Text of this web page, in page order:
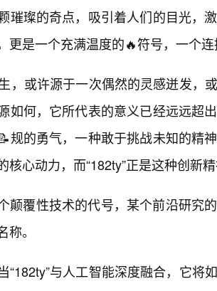
璀璨的奇点，吸引着人们的目光，
更是一个充满温度的🔥符号，一个连
，或许源于一次偶然的灵感迸发，
如何，它所代表的意义已经远远超
规的勇气，一种敢于挑战未知的精
核心动力，而“182ty”正是这种创新精
颠覆性技术的代号，某个前沿研究
。
“182ty”与人工智能深度融合，它将